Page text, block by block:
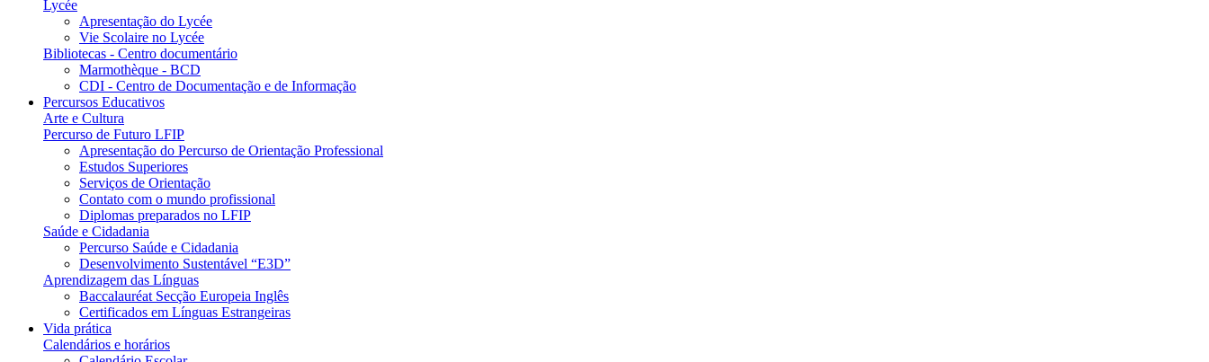
Lycée
Apresentação do Lycée
Vie Scolaire no Lycée
Bibliotecas - Centro documentário
Marmothèque - BCD
CDI - Centro de Documentação e de Informação
Percursos Educativos
Arte e Cultura
Percurso de Futuro LFIP
Apresentação do Percurso de Orientação Professional
Estudos Superiores
Serviços de Orientação
Contato com o mundo profissional
Diplomas preparados no LFIP
Saúde e Cidadania
Percurso Saúde e Cidadania
Desenvolvimento Sustentável “E3D”
Aprendizagem das Línguas
Baccalauréat Secção Europeia Inglês
Certificados em Línguas Estrangeiras
Vida prática
Calendários e horários